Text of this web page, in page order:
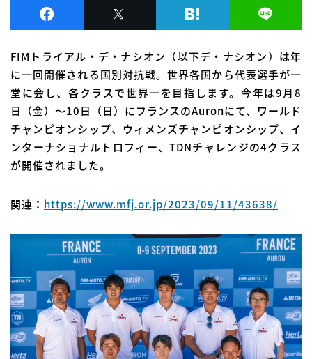
FIMトライアル・デ・ナシオン（以下デ・ナシオン）は年
に一回開催される国別対抗戦。世界各国から代表選手が一
堂に会し、各クラスで世界一を目指します。今年は9月8
日（金）～10日（日）にフランスのAuronにて、ワールド
チャンピオンシップ、ウィメンズチャンピオンシップ、イ
ンターナショナルトロフィー、TDNチャレンジの4クラス
が開催されました。
関連： https://www.mfj.or.jp/2023/09/11/43638/